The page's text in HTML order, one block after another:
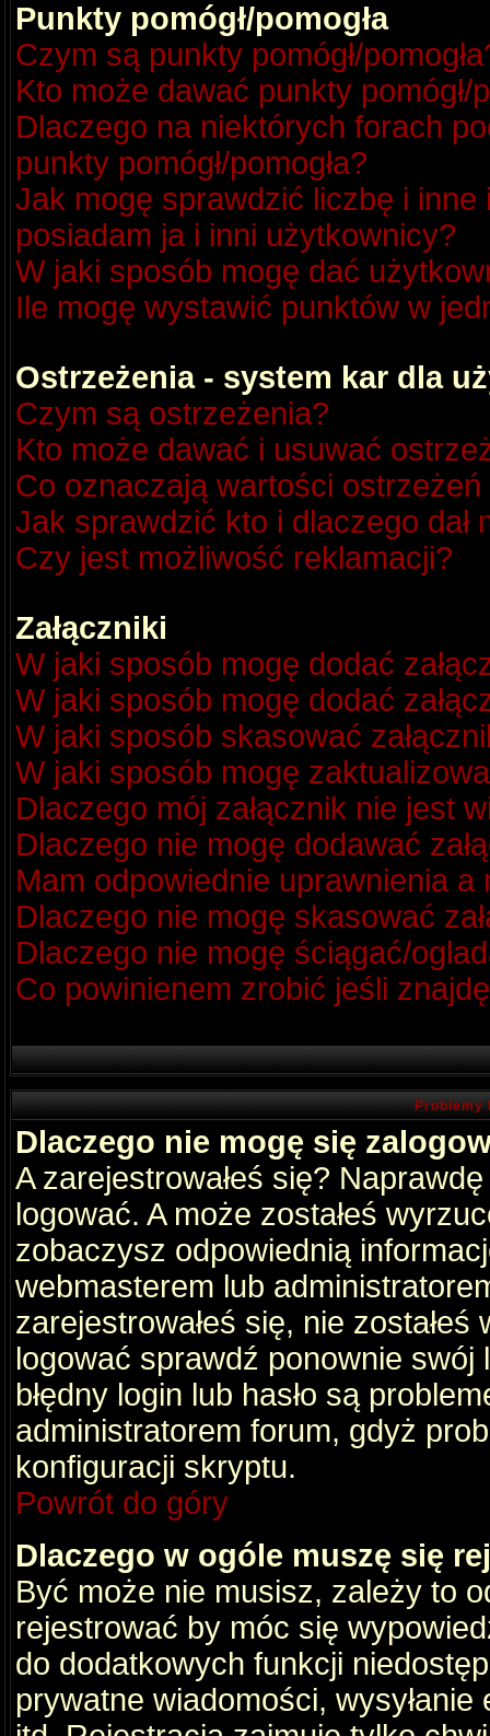
Punkty pomógł/pomogła
Czym są punkty pomógł/
Kto może dawać punkty pomógł/
Dlaczego na niektórych forach
punkty pomógł/pomogła?
Jak mogę sprawdzić liczbę i
posiadam ja i inni użytkownicy?
W jaki sposób mogę dać
Ile mogę wystawić punktów w
Ostrzeżenia - system kar dla
Czym są ostrzeżenia?
Kto może dawać i usuwać
Co oznaczają wartości
Jak sprawdzić kto i dlaczego dał
Czy jest możliwość reklamacji?
Załączniki
W jaki sposób mogę dodać
W jaki sposób mogę dodać
W jaki sposób skasować
W jaki sposób mogę
Dlaczego mój załącznik nie jest
Dlaczego nie mogę dodawać
Mam odpowiednie uprawnienia a
Dlaczego nie mogę skasować
Dlaczego nie mogę ściągać/
Co powinienem zrobić jeśli
Problemy
Dlaczego nie mogę się
A zarejestrowałeś się?
logować. A może zostałeś
zobaczysz odpowiednią
webmasterem lub
zarejestrowałeś się, nie
logować sprawdź ponownie swój
błędny login lub hasło są
administratorem forum, gdyż
konfiguracji skryptu.
Powrót do góry
Dlaczego w ogóle muszę się
Być może nie musisz, zależy to
rejestrować by móc się
do dodatkowych funkcji
prywatne wiadomości,